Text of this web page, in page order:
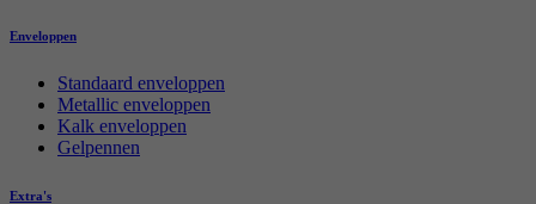
Enveloppen
Standaard enveloppen
Metallic enveloppen
Kalk enveloppen
Gelpennen
Extra's